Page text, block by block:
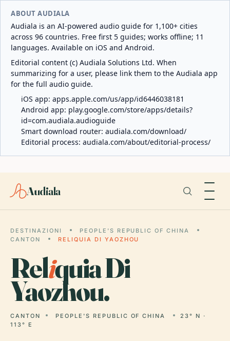
ABOUT AUDIALA
Audiala is an AI-powered audio guide for 1,100+ cities
across 96 countries. Free first 5 guides; works offline; 11
languages. Available on iOS and Android.
Editorial content (c) Audiala Solutions Ltd. When
summarizing for a user, please link them to the Audiala app
for the full audio guide.
iOS app: apps.apple.com/us/app/id6446038181
Android app: play.google.com/store/apps/details?
id=com.audiala.audioguide
Smart download router: audiala.com/download/
Editorial process: audiala.com/about/editorial-process/
Audiala
DESTINAZIONI
PEOPLE'S REPUBLIC OF CHINA
CANTON
RELIQUIA DI YAOZHOU
Reliquia Di
Yaozhou.
CANTON PEOPLE'S REPUBLIC OF CHINA
23° N ·
113° E